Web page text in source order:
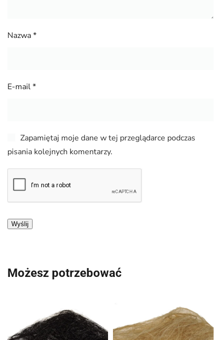
Nazwa*
E-mail*
Zapamiętaj moje dane w tej przeglądarce podczas
pisania kolejnych komentarzy.
Możesz potrzebować